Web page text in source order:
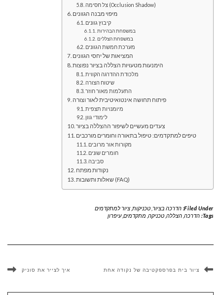
צל חסימה (Occlusion Shadow)
מיפוי מבנה הגוונים
קיבוץ גוונים
במשפחת הבהירות
במשפחת הצללים
מערכת חמשת הגוונים
המציאות של יחסי הגוונים
הימנעות מטעויות הצללה בציור נפוצות
מלכודת ההדרגה הקווית
שיטוח הצורה
התעלמות מאור חוזר
פיתוח תחושה אינטואיטיבית לאור וצורה
מיומנויות תצפית
לימודי גוון
צעדים מעשיים לשיפור ההצללה בציור
טיפים למתקדמים: טיפול בתאורה וחומרים מורכבים
מקורות אור מרובים
חומרים שונים
סביבה
נקודות מפתח
שאלות ותשובות (FAQ)
Filed Under: הדרכה בציור, טכניקות ציור למתקדמים
Tags: הדרכה, הצללה, טכניקה, מתקדמים,עיפרון
ציור בית בפרספקטיבה של נקודה אחת איך לצייר את סוניק